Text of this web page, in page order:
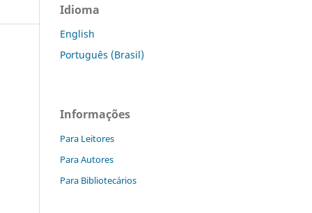
Idioma
English
Português (Brasil)
Informações
Para Leitores
Para Autores
Para Bibliotecários